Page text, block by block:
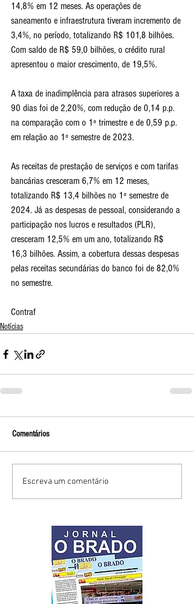
14,8% em 12 meses. As operações de
saneamento e infraestrutura tiveram incremento de
3,4%, no período, totalizando R$ 101,8 bilhões.
Com saldo de R$ 59,0 bilhões, o crédito rural
apresentou o maior crescimento, de 19,5%.
A taxa de inadimplência para atrasos superiores a
90 dias foi de 2,20%, com redução de 0,14 p.p.
na comparação com o 1º trimestre e de 0,59 p.p.
em relação ao 1º semestre de 2023.
As receitas de prestação de serviços e com tarifas
bancárias cresceram 6,7% em 12 meses,
totalizando R$ 13,4 bilhões no 1º semestre de
2024. Já as despesas de pessoal, considerando a
participação nos lucros e resultados (PLR),
cresceram 12,5% em um ano, totalizando R$
16,3 bilhões. Assim, a cobertura dessas despesas
pelas receitas secundárias do banco foi de 82,0%
no semestre.
Contraf
Notícias
Comentários
Escreva um comentário